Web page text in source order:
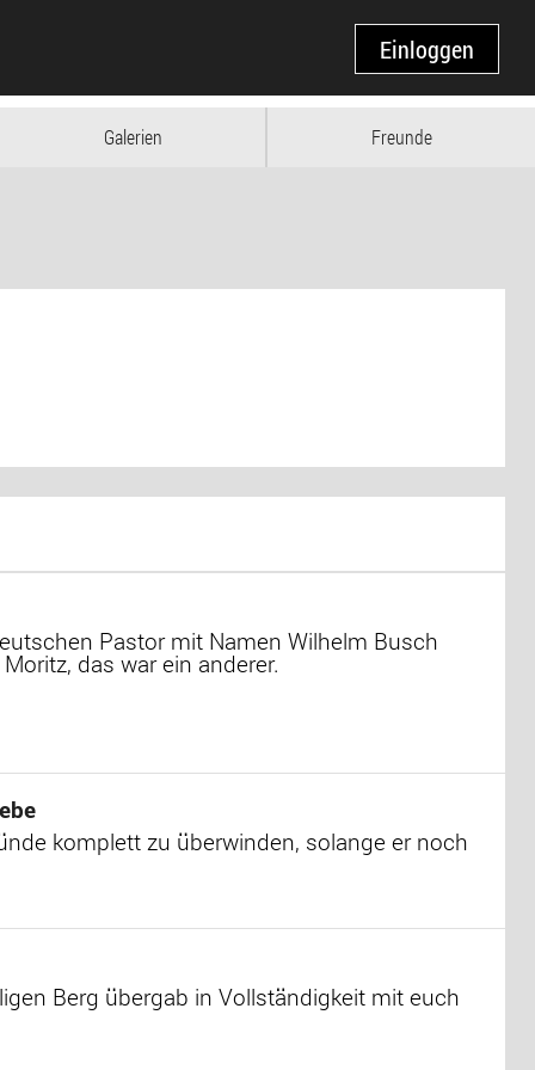
Einloggen
Galerien Freunde
Pastor mit Namen Wilhelm Busch
das war ein anderer.
komplett zu überwinden, solange er noch
Berg übergab in Vollständigkeit mit euch